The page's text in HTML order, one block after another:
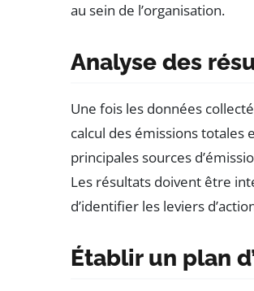
au sein de l’organisation.
Analyse des
Une fois les données
calcul des émissions totales
principales sources
Les résultats doivent être
d’identifier les leviers
Établir un plan